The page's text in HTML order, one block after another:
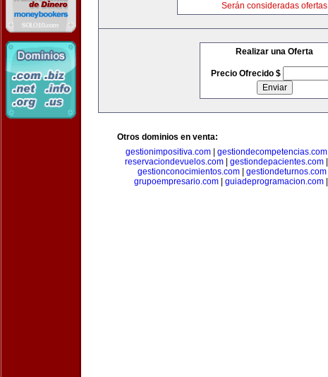
Serán consideradas ofertas
Realizar una Oferta
Precio Ofrecido $
Otros dominios en venta:
gestionimpositiva.com
gestiondecompetencias.com
reservaciondevuelos.com
gestiondepacientes.com
gestionconocimientos.com
gestiondeturnos.com
grupoempresario.com| guiadeprogramacion.com|